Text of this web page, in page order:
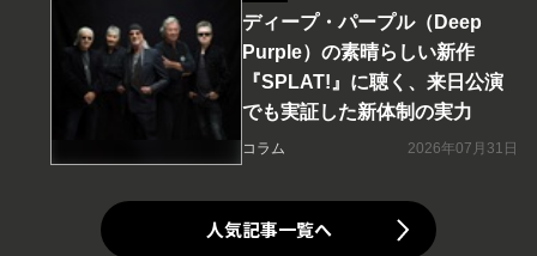
ディープ・パープル（Deep
Purple）の素晴らしい新作
『SPLAT!』に聴く、来日公演
でも実証した新体制の実力
コラム 2026年07月31日
人気記事一覧へ